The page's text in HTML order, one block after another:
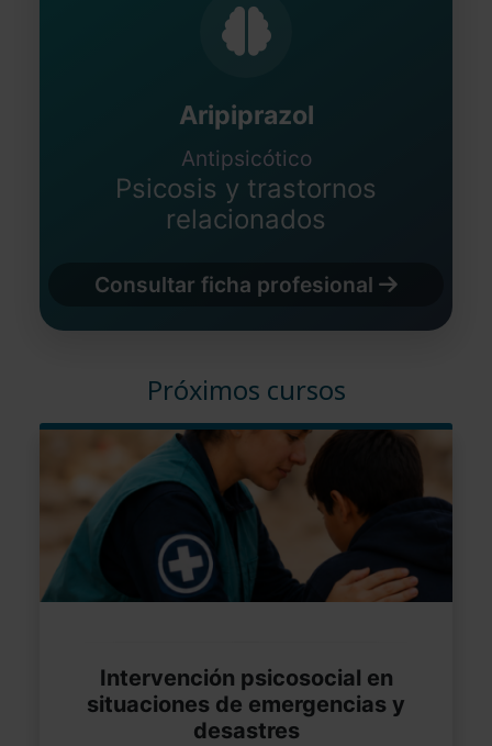
Aripiprazol
Antipsicótico
Psicosis y trastornos
relacionados
Consultar ficha profesional
Próximos cursos
Intervención psicosocial en
situaciones de emergencias y
desastres